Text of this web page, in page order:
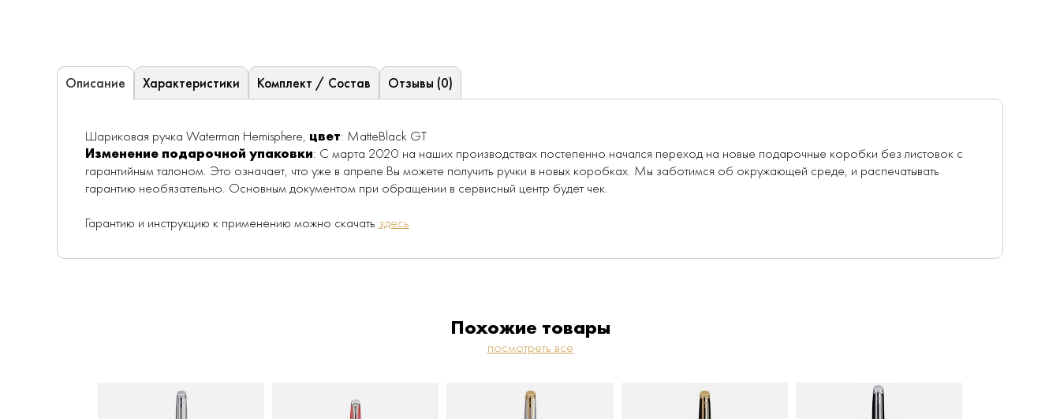
Описание Характеристики Комплект / Состав Отзывы (0)
Шариковая ручка Waterman Hemisphere, цвет: MatteBlack GT
Изменение подарочной упаковки: С марта 2020 на наших производствах постепенно начался переход на новые подарочные коробки без листовок с
гарантийным талоном. Это означает, что уже в апреле Вы можете получить ручки в новых коробках. Мы заботимся об окружающей среде, и распечатывать
гарантию необязательно. Основным документом при обращении в сервисный центр будет чек.
Гарантию и инструкцию к применению можно скачать здесь
Похожие товары
посмотреть все